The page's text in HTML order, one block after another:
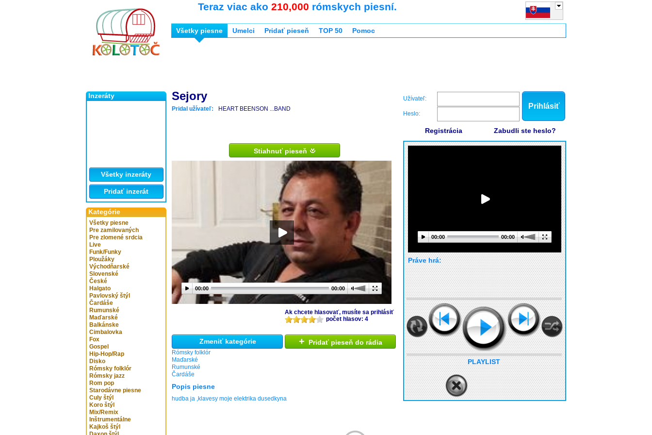
Inzeráty
Všetky inzeráty
Pridať inzerát
Kategórie
Všetky piesne
Pre zamilovaných
Pre zlomené srdcia
Live
Funk/Funky
Ploužáky
Východňarské
Slovenské
České
Halgato
Pavlovský štýl
Čardáše
Rumunské
Maďarské
Balkánske
Cimbalovka
Fox
Gospel
Hip-Hop/Rap
Disko
Rómsky folklór
Rómsky jazz
Rom pop
Starodávne piesne
Culy štýl
Koro štýl
Mix/Remix
Inštrumentálne
Kajkoš štýl
Teraz viac ako 210,000 rómskych piesní.
Všetky piesne Umelci Pridať pieseň TOP 50 Pomoc
Sejory
Pridal užívateľ: HEART BEENSON ...BAND
Stiahnuť pieseň
00:00 00:00
Ak chcete hlasovať, musíte sa prihlásiť
počet hlasov: 4
Zmeniť kategórie
Rómsky folklór
Maďarské
Rumunské
Čardáše
+ Pridať pieseň do rádia
Popis piesne
hudba ja ,klavesy moje elektrika dusedkyna
Užívateľ:
Heslo:
Prihlásiť
Registrácia Zabudli ste heslo?
00:00 00:00
Práve hrá:
PLAYLIST